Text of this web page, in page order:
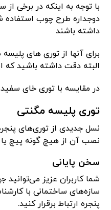
با توجه به اینکه در برخی از
دوجداره طرح چوب استفاده
داشته باشند
برای آنها از توری های
البته دقت داشته باشید
در مقایسه با توری خای سفید
توری پلیسه مگنتی
نسل جدیدی از توری‌های
نصب آن از هیچ گونه پیچ یا
سخن پایانی
شما کاربران عزیز
سازه‌های ساختمانی با
پنجره ارتباط برقرار کنید.